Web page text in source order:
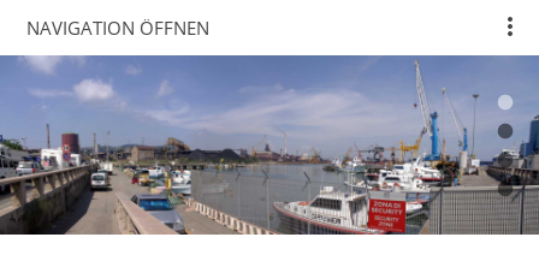
NAVIGATION ÖFFNEN